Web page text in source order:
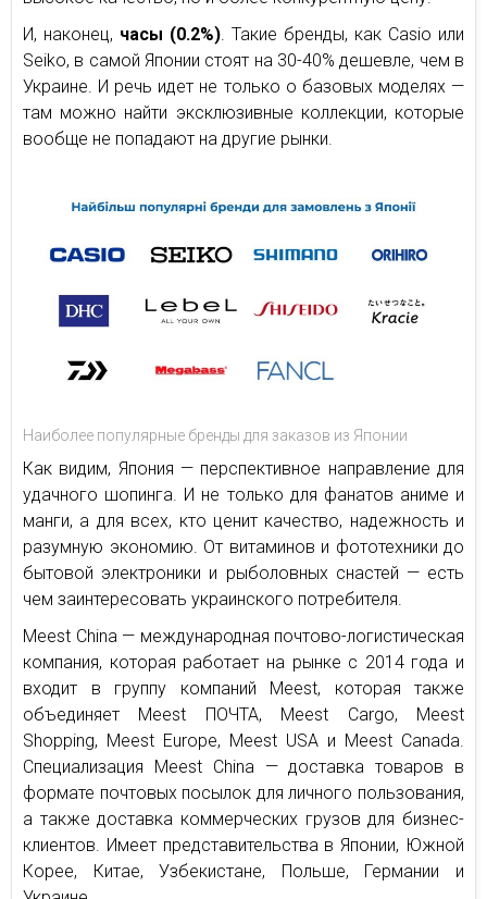
И, наконец, часы (0.2%). Такие бренды, как Casio или
Seiko, в самой Японии стоят на 30-40% дешевле, чем в
Украине. И речь идет не только о базовых моделях —
там можно найти эксклюзивные коллекции, которые
вообще не попадают на другие рынки.
Наиболее популярные бренды для заказов из Японии
Как видим, Япония — перспективное направление для
удачного шопинга. И не только для фанатов аниме и
манги, а для всех, кто ценит качество, надежность и
разумную экономию. От витаминов и фототехники до
бытовой электроники и рыболовных снастей — есть
чем заинтересовать украинского потребителя.
Meest China — международная почтово-логистическая
компания, которая работает на рынке с 2014 года и
входит в группу компаний Meest, которая также
объединяет Meest ПОЧТА, Meest Cargo, Meest
Shopping, Meest Europe, Meest USA и Meest Canada.
Специализация Meest China — доставка товаров в
формате почтовых посылок для личного пользования,
а также доставка коммерческих грузов для бизнес-
клиентов. Имеет представительства в Японии, Южной
Корее, Китае, Узбекистане, Польше, Германии и